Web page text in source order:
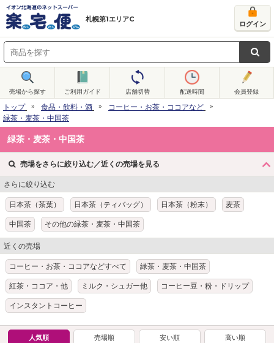
札幌第1エリアC
ログイン
売場から探す ご利用ガイド 店舗切替 配送時間 会員登録
トップ 食品・飲料・酒
コーヒー・お茶・ココアなど
緑茶・麦茶・中国茶
緑茶・麦茶・中国茶
売場をさらに絞り込む／近くの売場を見る
さらに絞り込む
日本茶（茶葉） 日本茶（ティバッグ） 日本茶（粉末） 麦茶
中国茶 その他の緑茶・麦茶・中国茶
近くの売場
コーヒー・お茶・ココアなどすべて 緑茶・麦茶・中国茶
紅茶・ココア・他 ミルク・シュガー他 コーヒー豆・粉・ドリップ
インスタントコーヒー
人気順 売場順 安い順 高い順